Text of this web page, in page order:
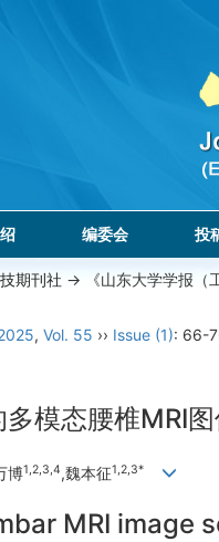
编委会 投
期刊社 -> 《山东大学学报（
, Vol. 55 ›› Issue (1): 66-
模态腰椎MRI
博1,2,3,4,魏本征1,2,3*
MRI image